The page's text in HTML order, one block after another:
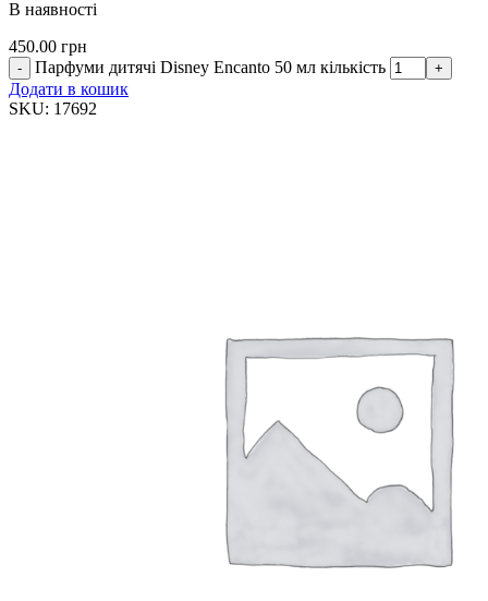
В наявності
450.00 грн
Парфуми дитячі Disney Encanto 50 мл кількість
Додати в кошик
SKU: 17692